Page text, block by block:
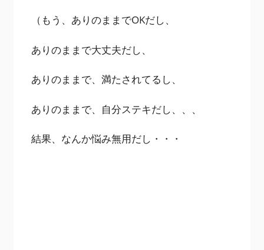
（もう、ありのままでOKだし、
ありのままで大丈夫だし、
ありのままで、満たされてるし、
ありのままで、自分ステキだし、、、
結果、なんか悩み無用だし・・・